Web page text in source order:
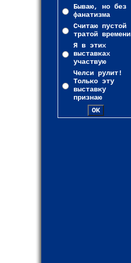
Бываю, но без
фанатизма
Считаю пустой
тратой времени
Я в этих
выставках
участвую
Челси рулит!
Только эту
выставку
признаю